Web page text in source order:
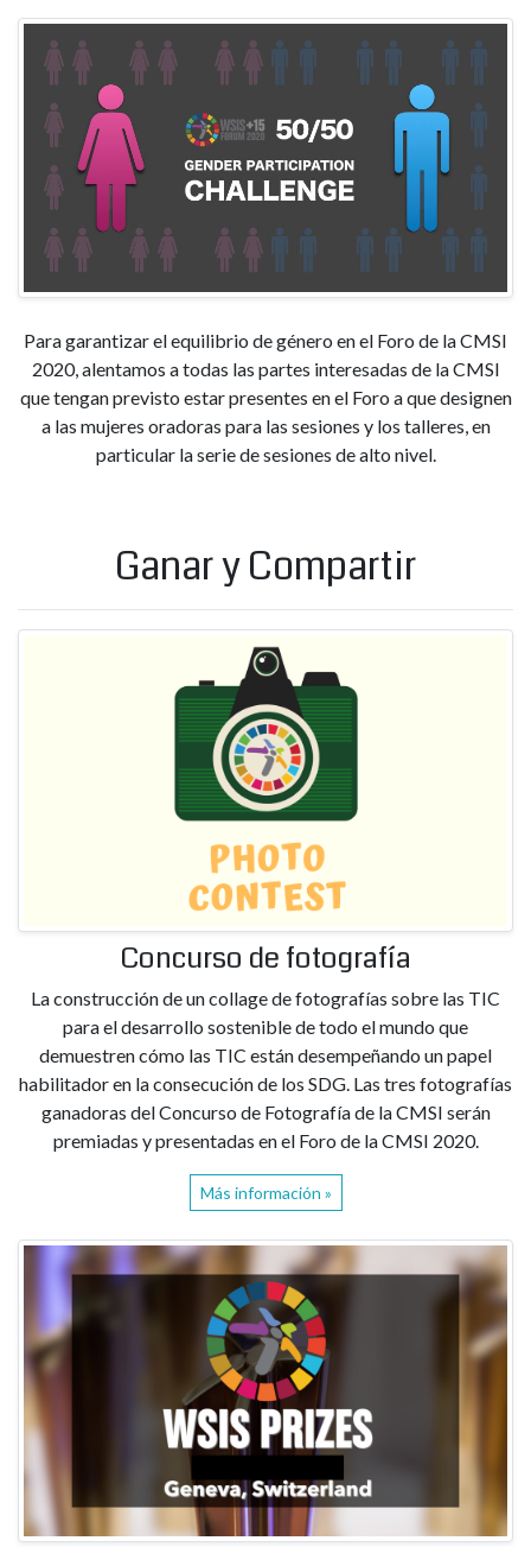
Para garantizar el equilibrio de género en el Foro de la CMSI
2020, alentamos a todas las partes interesadas de la CMSI
que tengan previsto estar presentes en el Foro a que designen
a las mujeres oradoras para las sesiones y los talleres, en
particular la serie de sesiones de alto nivel.
Ganar y Compartir
Concurso de fotografía
La construcción de un collage de fotografías sobre las TIC
para el desarrollo sostenible de todo el mundo que
demuestren cómo las TIC están desempeñando un papel
habilitador en la consecución de los SDG. Las tres fotografías
ganadoras del Concurso de Fotografía de la CMSI serán
premiadas y presentadas en el Foro de la CMSI 2020.
Más información »